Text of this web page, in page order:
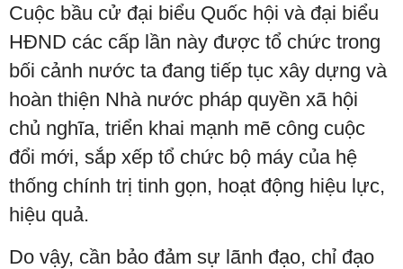
Cuộc bầu cử đại biểu Quốc hội và đại biểu
HĐND các cấp lần này được tổ chức trong
bối cảnh nước ta đang tiếp tục xây dựng và
hoàn thiện Nhà nước pháp quyền xã hội
chủ nghĩa, triển khai mạnh mẽ công cuộc
đổi mới, sắp xếp tổ chức bộ máy của hệ
thống chính trị tinh gọn, hoạt động hiệu lực,
hiệu quả.
Do vậy, cần bảo đảm sự lãnh đạo, chỉ đạo